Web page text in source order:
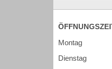
Montag
Dienstag